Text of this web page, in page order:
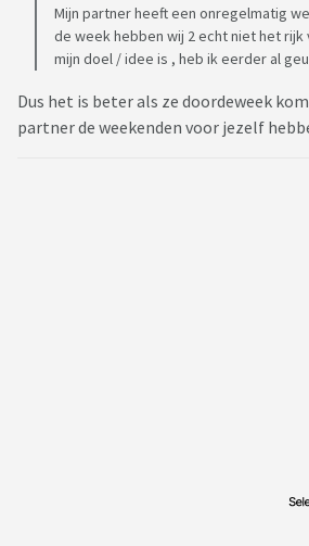
Mijn partner heeft een onregelmatig
de week hebben wij 2 echt niet het
mijn doel / idee is , heb ik eerder al
Dus het is beter als ze doordeweek
partner de weekenden voor jezelf